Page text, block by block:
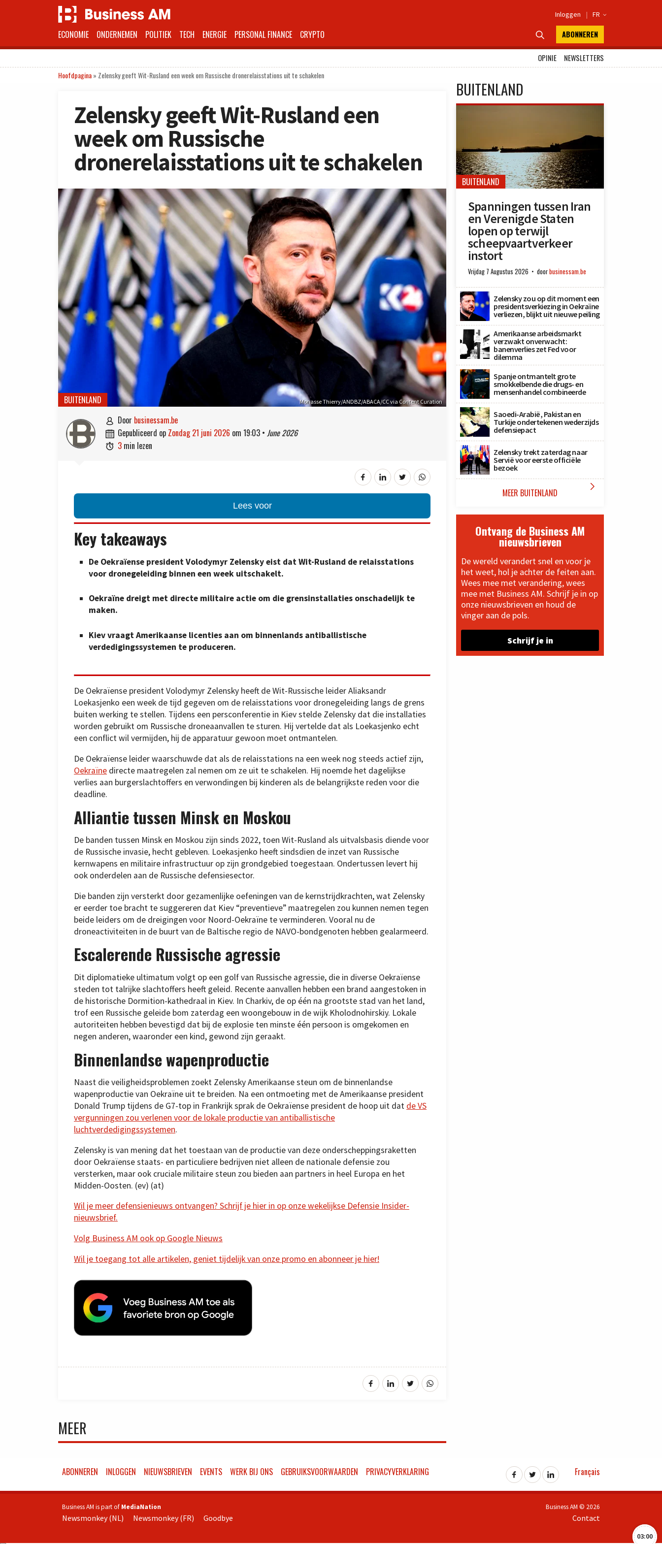
Inloggen | FR 
ECONOMIE ONDERNEMEN POLITIEK TECH ENERGIE PERSONAL FINANCE CRYPTO  ABONNEREN
OPINIE
NEWSLETTERS
Hoofdpagina» Zelensky geeft Wit-Rusland een week om Russische dronerelaisstations uit te schakelen
Zelensky geeft Wit-Rusland een
week om Russische
dronerelaisstations uit te schakelen
Monasse Thierry/ANDBZ/ABACA/CC via Content Curation
BUITENLAND
 door businessam.be
 gepubliceerd op zondag 21 juni 2026 om 19:03 • June 2026
 3 min lezen
Lees voor
Key takeaways
De Oekraïense president Volodymyr Zelensky eist dat Wit-Rusland de relaisstations
voor dronegeleiding binnen een week uitschakelt.
Oekraïne dreigt met directe militaire actie om die grensinstallaties onschadelijk te
maken.
Kiev vraagt Amerikaanse licenties aan om binnenlands antiballistische
verdedigingssystemen te produceren.
De Oekraïense president Volodymyr Zelensky heeft de Wit-Russische leider Aliaksandr
Loekasjenko een week de tijd gegeven om de relaisstations voor dronegeleiding langs de grens
buiten werking te stellen. Tijdens een persconferentie in Kiev stelde Zelensky dat die installaties
worden gebruikt om Russische droneaanvallen te sturen. Hij vertelde dat als Loekasjenko echt
een conflict wil vermijden, hij de apparatuur gewoon moet ontmantelen.
De Oekraïense leider waarschuwde dat als de relaisstations na een week nog steeds actief zijn,
Oekraïne directe maatregelen zal nemen om ze uit te schakelen. Hij noemde het dagelijkse
verlies aan burgerslachtoffers en verwondingen bij kinderen als de belangrijkste reden voor die
deadline.
Alliantie tussen Minsk en Moskou
De banden tussen Minsk en Moskou zijn sinds 2022, toen Wit-Rusland als uitvalsbasis diende voor
de Russische invasie, hecht gebleven. Loekasjenko heeft sindsdien de inzet van Russische
kernwapens en militaire infrastructuur op zijn grondgebied toegestaan. Ondertussen levert hij
ook onderdelen aan de Russische defensiesector.
Die banden zijn versterkt door gezamenlijke oefeningen van de kernstrijdkrachten, wat Zelensky
er eerder toe bracht te suggereren dat Kiev “preventieve” maatregelen zou kunnen nemen tegen
beide leiders om de dreigingen voor Noord-Oekraïne te verminderen. Vooral nu de
droneactiviteiten in de buurt van de Baltische regio de NAVO-bondgenoten hebben gealarmeerd.
Escalerende Russische agressie
Dit diplomatieke ultimatum volgt op een golf van Russische agressie, die in diverse Oekraïense
steden tot talrijke slachtoffers heeft geleid. Recente aanvallen hebben een brand aangestoken in
de historische Dormition-kathedraal in Kiev. In Charkiv, de op één na grootste stad van het land,
trof een Russische geleide bom zaterdag een woongebouw in de wijk Kholodnohirskiy. Lokale
autoriteiten hebben bevestigd dat bij de explosie ten minste één persoon is omgekomen en
negen anderen, waaronder een kind, gewond zijn geraakt.
Binnenlandse wapenproductie
Naast die veiligheidsproblemen zoekt Zelensky Amerikaanse steun om de binnenlandse
wapenproductie van Oekraïne uit te breiden. Na een ontmoeting met de Amerikaanse president
Donald Trump tijdens de G7-top in Frankrijk sprak de Oekraïense president de hoop uit dat de VS
vergunningen zou verlenen voor de lokale productie van antiballistische
luchtverdedigingssystemen.
Zelensky is van mening dat het toestaan van de productie van deze onderscheppingsraketten
door Oekraïense staats- en particuliere bedrijven niet alleen de nationale defensie zou
versterken, maar ook cruciale militaire steun zou bieden aan partners in heel Europa en het
Midden-Oosten. (ev) (at)
Wil je meer defensienieuws ontvangen? Schrijf je hier in op onze wekelijkse Defensie Insider-
nieuwsbrief.
Volg Business AM ook op Google Nieuws
Wil je toegang tot alle artikelen, geniet tijdelijk van onze promo en abonneer je hier!
MEER
BUITENLAND
BUITENLAND
Spanningen tussen Iran
en Verenigde Staten
lopen op terwijl
scheepvaartverkeer
instort
Vrijdag 7 Augustus 2026 doorbusinessam.be
Zelensky zou op dit moment een
presidentsverkiezing in Oekraïne
verliezen, blijkt uit nieuwe peiling
Amerikaanse arbeidsmarkt
verzwakt onverwacht:
banenverlies zet Fed voor
dilemma
Spanje ontmantelt grote
smokkelbende die drugs- en
mensenhandel combineerde
Saoedi-Arabië, Pakistan en
Turkije ondertekenen wederzijds
defensiepact
Zelensky trekt zaterdag naar
Servië voor eerste officiële
bezoek
MEER BUITENLAND 
Ontvang de Business AM
nieuwsbrieven
De wereld verandert snel en voor je
het weet, hol je achter de feiten aan.
Wees mee met verandering, wees
mee met Business AM. Schrijf je in op
onze nieuwsbrieven en houd de
vinger aan de pols.
Schrijf je in
03:00
ABONNEREN INLOGGEN NIEUWSBRIEVEN EVENTS WERK BIJ ONS GEBRUIKSVOORWAARDEN PRIVACYVERKLARING Français
Business AM is part of MediaNation
Newsmonkey (NL) Newsmonkey (FR) Goodbye
Business AM © 2026
Contact